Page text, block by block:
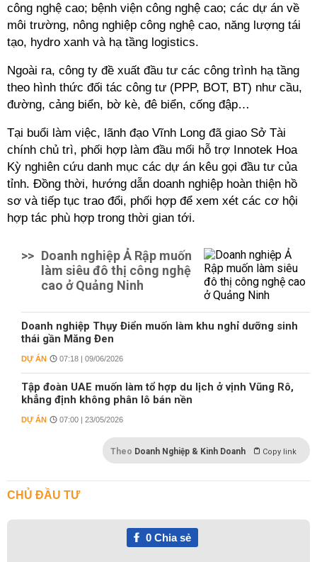
công nghệ cao; bệnh viện công nghệ cao; các dự án về
môi trường, nông nghiệp công nghệ cao, năng lượng tái
tạo, hydro xanh và hạ tầng logistics.
Ngoài ra, công ty đề xuất đầu tư các công trình hạ tầng
theo hình thức đối tác công tư (PPP, BOT, BT) như cầu,
đường, cảng biển, bờ kè, đê biển, cống đập…
Tại buổi làm việc, lãnh đạo Vĩnh Long đã giao Sở Tài
chính chủ trì, phối hợp làm đầu mối hỗ trợ Innotek Hoa
Kỳ nghiên cứu danh mục các dự án kêu gọi đầu tư của
tỉnh. Đồng thời, hướng dẫn doanh nghiệp hoàn thiện hồ
sơ và tiếp tục trao đổi, phối hợp để xem xét các cơ hội
hợp tác phù hợp trong thời gian tới.
>> Doanh nghiệp Ả Rập muốn
làm siêu đô thị công nghệ
cao ở Quảng Ninh
Doanh nghiệp Thụy Điển muốn làm khu nghỉ dưỡng sinh
thái gần Măng Đen
DỰ ÁN 07:18 | 09/06/2026
Tập đoàn UAE muốn làm tổ hợp du lịch ở vịnh Vũng Rô,
khẳng định không phân lô bán nền
DỰ ÁN 07:00 | 23/05/2026
Theo Doanh Nghiệp & Kinh Doanh Copy link
CHỦ ĐẦU TƯ
0Chia sẻ